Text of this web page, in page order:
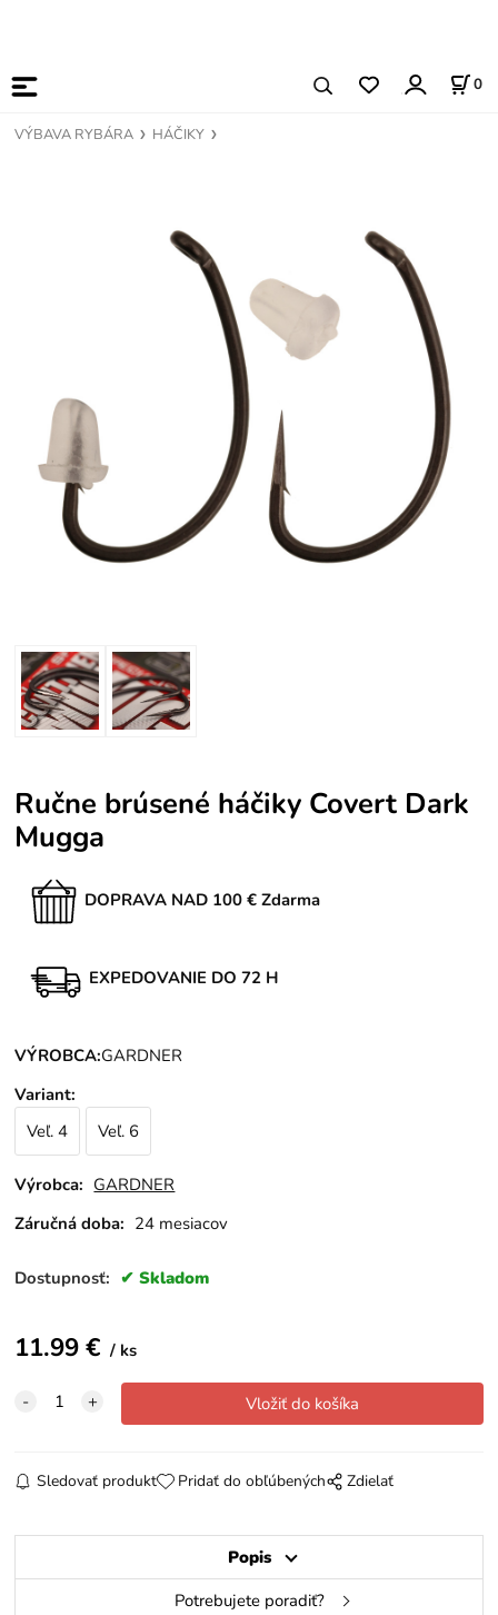
0
VÝBAVA RYBÁRA HÁČIKY
Ručne brúsené háčiky Covert Dark
Mugga
DOPRAVA NAD 100 € Zdarma
EXPEDOVANIE DO 72 H
VÝROBCA:GARDNER
Variant:
Veľ. 4
Veľ. 6
Výrobca: GARDNER
Záručná doba: 24 mesiacov
Dostupnosť: Skladom
11.99€ ks
Sledovať produkt Pridať do obľúbených Zdielať
Popis
Potrebujete poradiť?